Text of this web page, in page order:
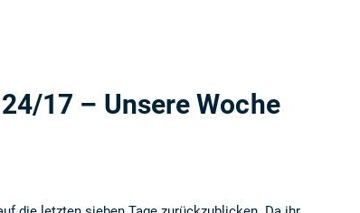
17 – Unsere Woche